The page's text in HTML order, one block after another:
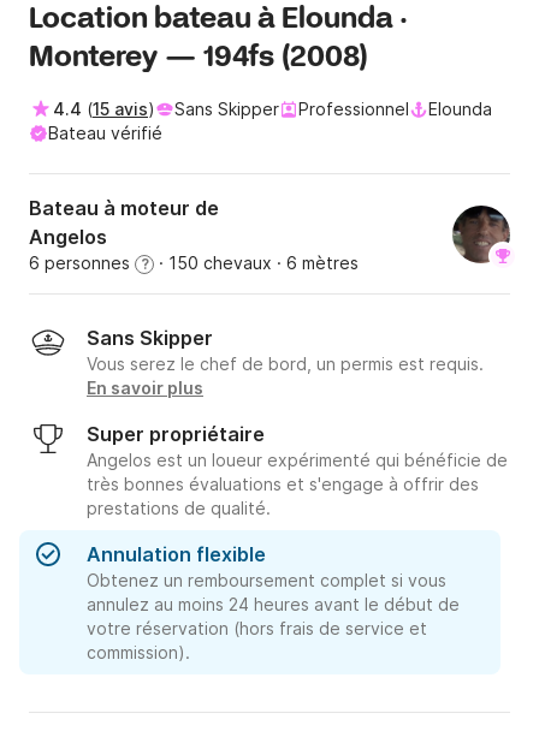
Location bateau à Elounda ·
Monterey — 194fs (2008)
4.4 (15 avis) Sans Skipper Professionnel
Elounda
Bateau vérifié
Bateau à moteur de
Angelos
6 personnes ? · 150 chevaux · 6 mètres
Sans Skipper
Vous serez le chef de bord, un permis est requis.
En savoir plus
Super propriétaire
Angelos est un loueur expérimenté qui bénéficie de
très bonnes évaluations et s'engage à offrir des
prestations de qualité.
Annulation flexible
Obtenez un remboursement complet si vous
annulez au moins 24 heures avant le début de
votre réservation (hors frais de service et
commission).